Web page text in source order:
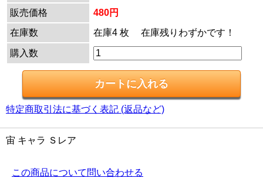
販売価格
480円
在庫数
在庫4 枚 在庫残りわずかです！
購入数
特定商取引法に基づく表記 (返品など)
宙 キャラ Ｓレア
この商品について問い合わせる